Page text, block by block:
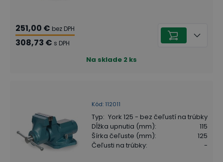
251,00 € bez DPH
308,73 € s DPH
Na sklade 2 ks
Kód: 112011
Typ: York 125 - bez čeľustí na trúbky
Dĺžka upnutia (mm):
115
Šírka čeľuste (mm):
125
Čeľusti na trúbky: -